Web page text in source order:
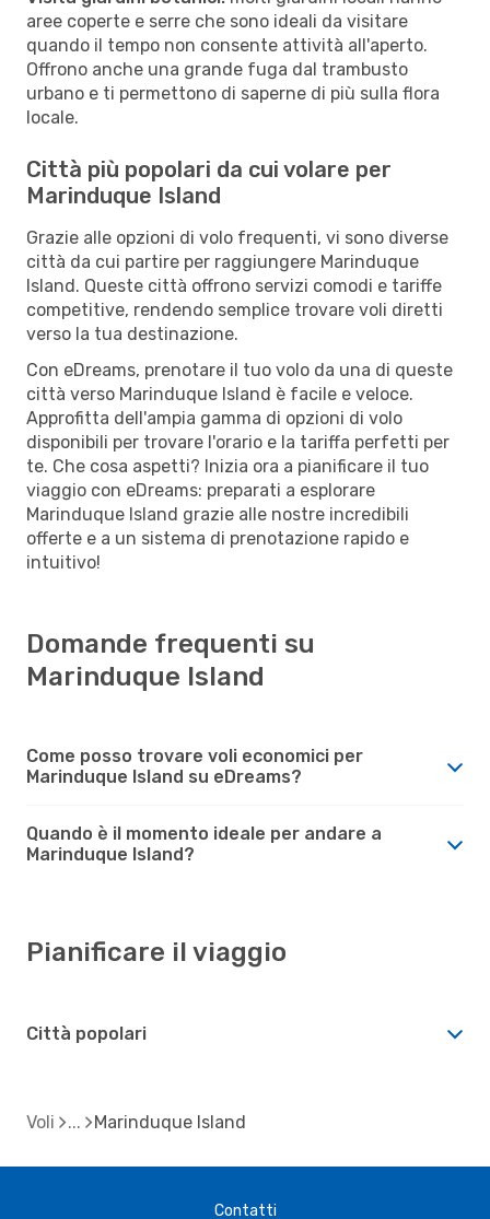
aree coperte e serre che sono ideali da visitare
quando il tempo non consente attività all'aperto.
Offrono anche una grande fuga dal trambusto
urbano e ti permettono di saperne di più sulla flora
locale.
Città più popolari da cui volare per
Marinduque Island
Grazie alle opzioni di volo frequenti, vi sono diverse
città da cui partire per raggiungere Marinduque
Island. Queste città offrono servizi comodi e tariffe
competitive, rendendo semplice trovare voli diretti
verso la tua destinazione.
Con eDreams, prenotare il tuo volo da una di queste
città verso Marinduque Island è facile e veloce.
Approfitta dell'ampia gamma di opzioni di volo
disponibili per trovare l'orario e la tariffa perfetti per
te. Che cosa aspetti? Inizia ora a pianificare il tuo
viaggio con eDreams: preparati a esplorare
Marinduque Island grazie alle nostre incredibili
offerte e a un sistema di prenotazione rapido e
intuitivo!
Domande frequenti su
Marinduque Island
Come posso trovare voli economici per
Marinduque Island su eDreams?
Quando è il momento ideale per andare a
Marinduque Island?
Pianificare il viaggio
Città popolari
Voli Marinduque Island
Contatti